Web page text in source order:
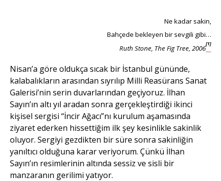
Ne kadar sakin,
Bahçede bekleyen bir sevgili gibi…
Ruth Stone, The Fig Tree, 2006[1]
Nisan’a göre oldukça sıcak bir İstanbul gününde,
kalabalıkların arasından sıyrılıp Milli Reasürans Sanat
Galerisi’nin serin duvarlarından geçiyoruz. İlhan
Sayın’ın altı yıl aradan sonra gerçekleştirdiği ikinci
kişisel sergisi “İncir Ağacı”nı kurulum aşamasında
ziyaret ederken hissettiğim ilk şey kesinlikle sakinlik
oluyor. Sergiyi gezdikten bir süre sonra sakinliğin
yanıltıcı olduğuna karar veriyorum. Çünkü İlhan
Sayın’ın resimlerinin altında sessiz ve sisli bir
manzaranın gerilimi yatıyor.